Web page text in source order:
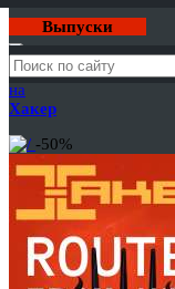
Выпуски
Годовая
подписка
на
Хакер
-50%